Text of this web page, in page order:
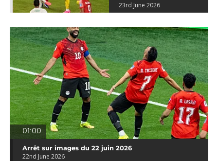
23rd June 2026
01:00
Arrêt sur images du 22 juin 2026
22nd June 2026